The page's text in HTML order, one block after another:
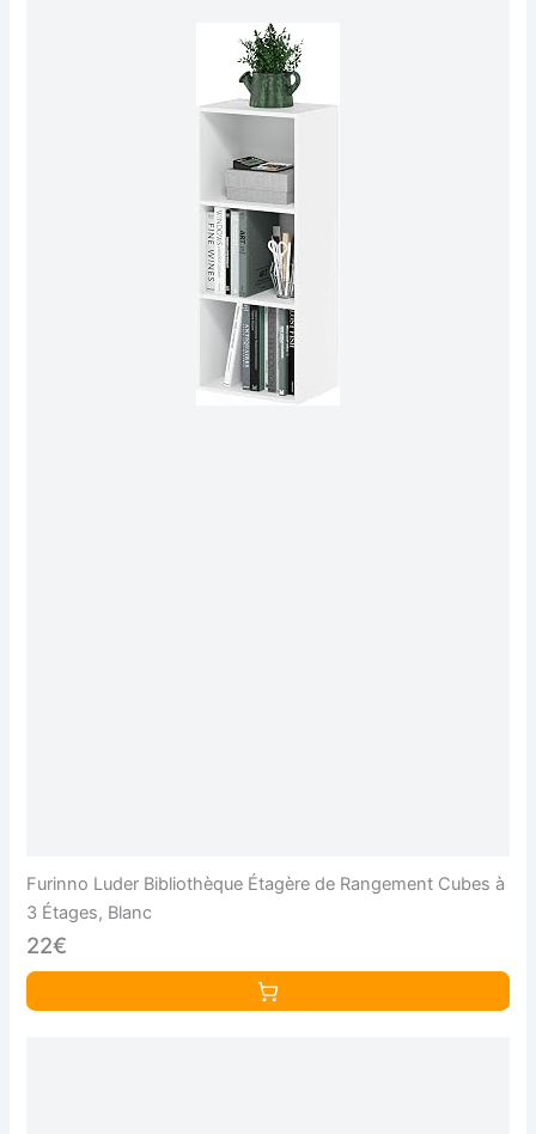
Furinno Luder Bibliothèque Étagère de Rangement Cubes à
3 Étages, Blanc
22€